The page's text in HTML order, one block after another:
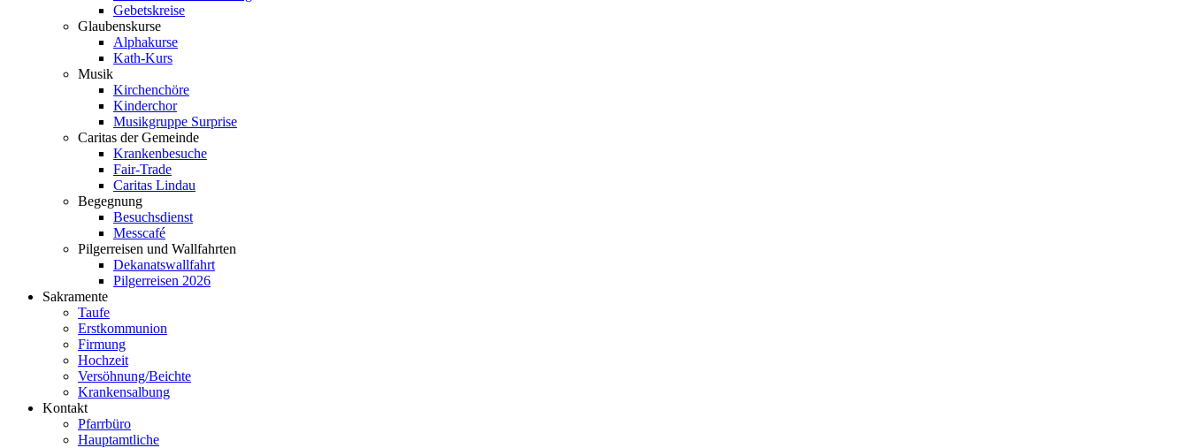
Gebetskreise
Glaubenskurse
Alphakurse
Kath-Kurs
Musik
Kirchenchöre
Kinderchor
Musikgruppe Surprise
Caritas der Gemeinde
Krankenbesuche
Fair-Trade
Caritas Lindau
Begegnung
Besuchsdienst
Messcafé
Pilgerreisen und Wallfahrten
Dekanatswallfahrt
Pilgerreisen 2026
Sakramente
Taufe
Erstkommunion
Firmung
Hochzeit
Versöhnung/Beichte
Krankensalbung
Kontakt
Pfarrbüro
Hauptamtliche